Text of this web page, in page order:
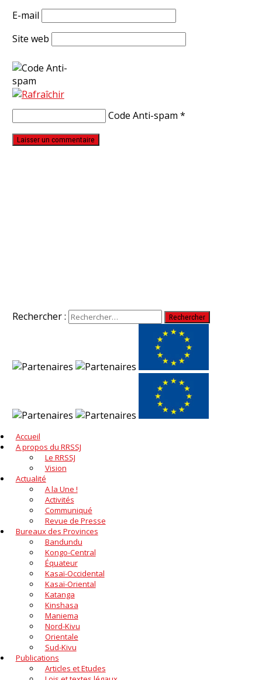
E-mail
Site web
Code Anti-spam *
Rechercher :
Accueil
A propos du RRSSJ
Le RRSSJ
Vision
Actualité
A la Une !
Activités
Communiqué
Revue de Presse
Bureaux des Provinces
Bandundu
Kongo-Central
Équateur
Kasaï-Occidental
Kasaï-Oriental
Katanga
Kinshasa
Maniema
Nord-Kivu
Orientale
Sud-Kivu
Publications
Articles et Etudes